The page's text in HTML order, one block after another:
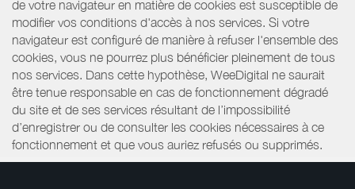
de votre navigateur en matière de cookies est susceptible de
modifier vos conditions d'accès à nos services. Si votre
navigateur est configuré de manière à refuser l'ensemble des
cookies, vous ne pourrez plus bénéficier pleinement de tous
nos services. Dans cette hypothèse, WeeDigital ne saurait
être tenue responsable en cas de fonctionnement dégradé
du site et de ses services résultant de l’impossibilité
d’enregistrer ou de consulter les cookies nécessaires à ce
fonctionnement et que vous auriez refusés ou supprimés.